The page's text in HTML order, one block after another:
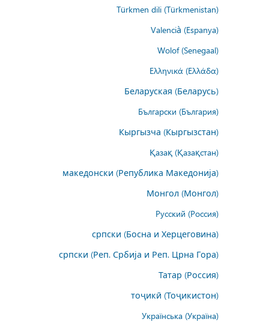
Türkmen dili (Türkmenistan)
Valencià (Espanya)
Wolof (Senegaal)
Ελληνικά (Ελλάδα)
Беларуская (Беларусь)
Български (България)
Кыргызча (Кыргызстан)
Қазақ (Қазақстан)
македонски (Република Македонија)
Монгол (Монгол)
Русский (Россия)
српски (Босна и Херцеговина)
српски (Реп. Србија и Реп. Црна Гора)
Татар (Россия)
тоҷикӣ (Тоҷикистон)
Українська (Україна)